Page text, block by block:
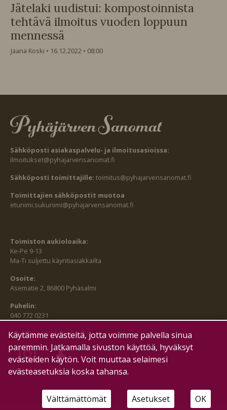
Jätelaki uudistui: kompostoinnista
tehtävä ilmoitus vuoden loppuun
mennessä
Jaana Koski 16.12.2022 08:00
Sähköposti asiakaspalvelu- ja ilmoitusasioissa:
ilmoitukset@pyhajarvensanomat.fi
Sähköposti toimittajille: toimitus@pyhajarvensanomat.fi
Toimittajien sähköpostit muotoa
etunimi.sukunimi@pyhajarvensanomat.fi
Toimiston aukioloaika:
Ke-Pe 9-13
Ma-Ti suljettu käyntiasiakkailta
Osoite:
Asematie 2, 86800 Pyhäsalmi
Puhelin:
040 772 0231
SEURAA MEITÄ MYÖS:
HALLITSE EVÄSTEITÄ
Käytämme evästeitä, jotta voimme palvella sinua
paremmin. Jatkamalla sivuston käyttöä, hyväksyt
evästeiden käytön. Voit muuttaa selaimesi
evästeasetuksia koska tahansa.
Välttämättömät Asetukset OK